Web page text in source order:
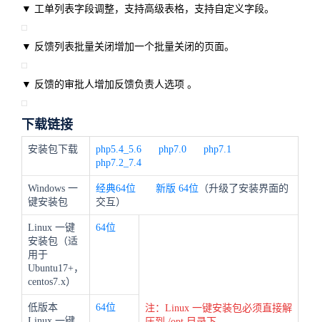
▼ 工单列表字段调整，支持高级表格，支持自定义字段。
▼ 反馈列表批量关闭增加一个批量关闭的页面。
▼ 反馈的审批人增加反馈负责人选项 。
下载链接
安装包下载 php5.4_5.6 php7.0
php7.1
php7.2_7.4
Windows 一
键安装包
经典64位 新版 64位 （升级了安装界面的
交互）
Linux 一键
安装包（适
用于
Ubuntu17+，
centos7.x）
64位
注：Linux 一键安装包必须直接解
低版本
64位